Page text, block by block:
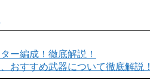
ー編成！徹底解説！
おすすめ武器について徹底解説！